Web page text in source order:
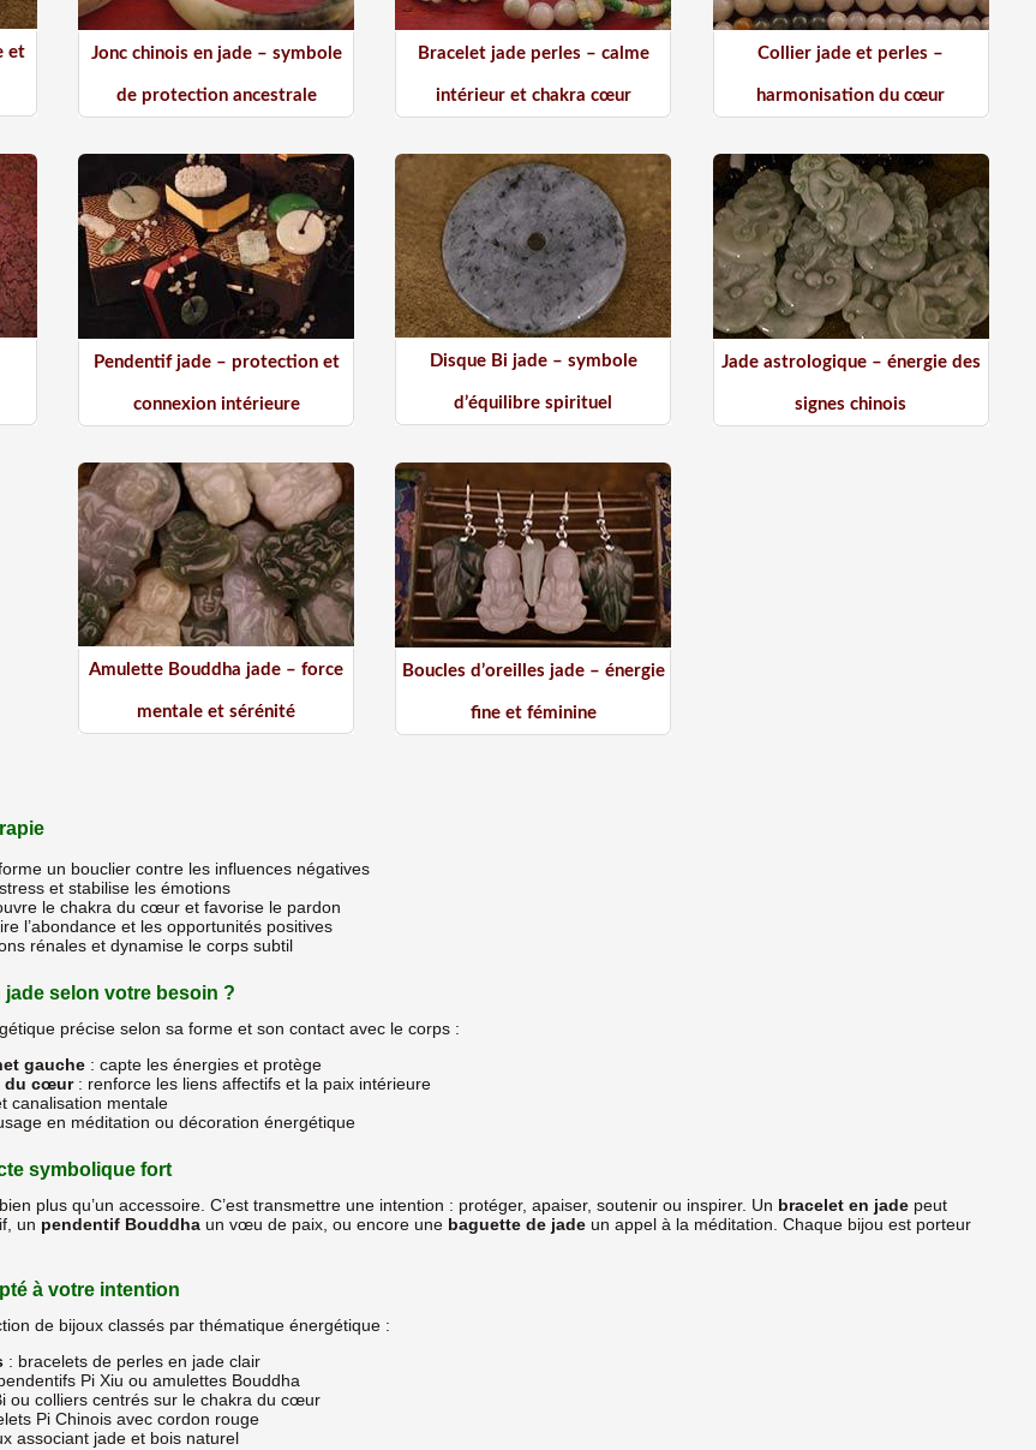
et Jonc chinois en jade – symbole
de protection ancestrale
Bracelet jade perles – calme
intérieur et chakra cœur
Collier jade et perles –
harmonisation du cœur
Pendentif jade – protection et
connexion intérieure
Disque Bi jade – symbole
d’équilibre spirituel
Jade astrologique – énergie des
signes chinois
Amulette Bouddha jade – force
mentale et sérénité
Boucles d’oreilles jade – énergie
fine et féminine
un bouclier contre les influences négatives
et stabilise les émotions
le chakra du cœur et favorise le pardon
l’abondance et les opportunités positives
rénales et dynamise le corps subtil
selon votre besoin ?
précise selon sa forme et son contact avec le corps :
gauche: capte les énergies et protège
du cœur: renforce les liens affectifs et la paix intérieure
canalisation mentale
en méditation ou décoration énergétique
symbolique fort
plus qu’un accessoire. C’est transmettre une intention : protéger, apaiser, soutenir ou inspirer. Un bracelet en jadepeut
un pendentif Bouddhaun vœu de paix, ou encore une baguette de jadeun appel à la méditation. Chaque bijou est porteur
à votre intention
de bijoux classés par thématique énergétique :
: bracelets de perles en jade clair
Pi Xiu ou amulettes Bouddha
ou colliers centrés sur le chakra du cœur
Pi Chinois avec cordon rouge
associant jade et bois naturel